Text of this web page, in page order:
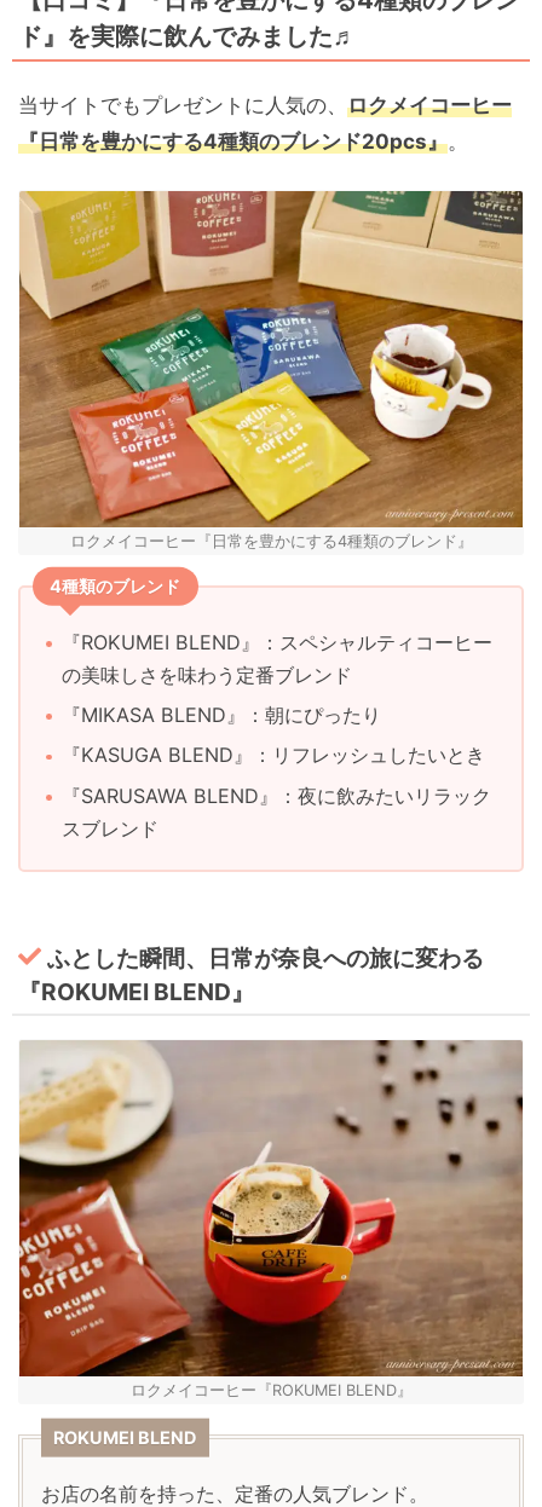
ド』を実際に飲んでみました♬
当サイトでもプレゼントに人気の、 ロクメイコーヒー
『日常を豊かにする4種類のブレンド20pcs』。
ロクメイコーヒー『日常を豊かにする4種類のブレンド』
4種類のブレンド
『ROKUMEI BLEND』：スペシャルティコーヒー
の美味しさを味わう定番ブレンド
『MIKASA BLEND』：朝にぴったり
『KASUGA BLEND』：リフレッシュしたいとき
『SARUSAWA BLEND』：夜に飲みたいリラック
スブレンド
ふとした瞬間、日常が奈良への旅に変わる
『ROKUMEI BLEND』
ロクメイコーヒー『ROKUMEI BLEND』
ROKUMEI BLEND
お店の名前を持った、定番の人気ブレンド。